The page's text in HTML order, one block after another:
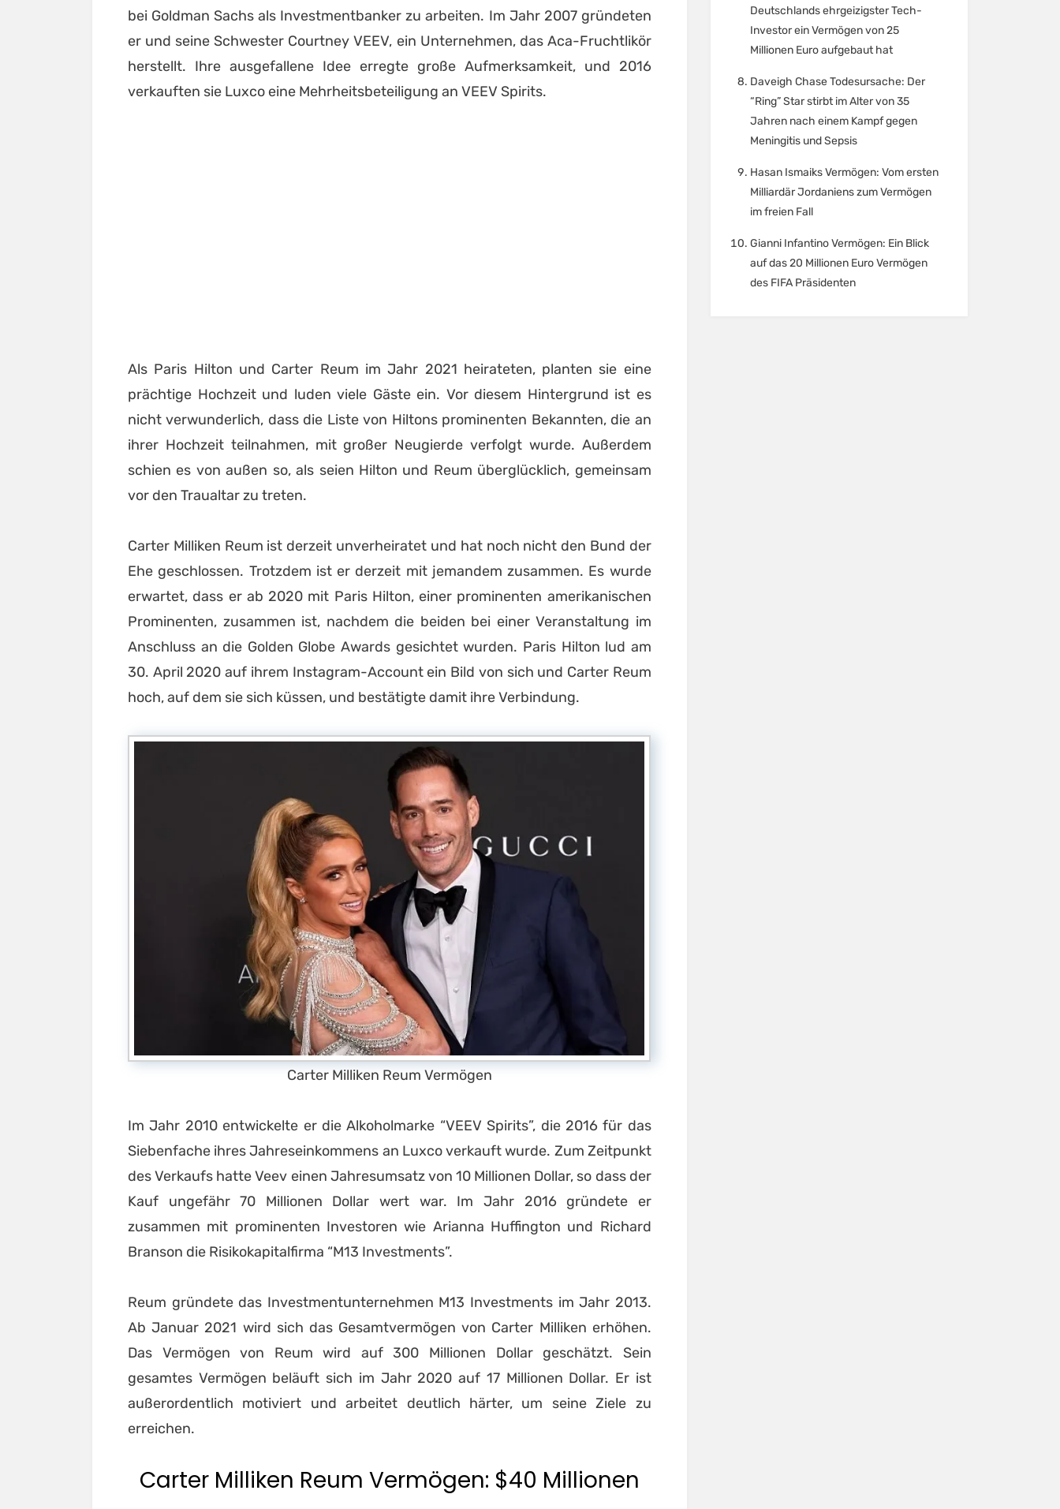
bei Goldman Sachs als Investmentbanker zu arbeiten. Im Jahr 2007 gründeten
er und seine Schwester Courtney VEEV, ein Unternehmen, das Aca-Fruchtlikör
herstellt. Ihre ausgefallene Idee erregte große Aufmerksamkeit, und 2016
verkauften sie Luxco eine Mehrheitsbeteiligung an VEEV Spirits.
Als Paris Hilton und Carter Reum im Jahr 2021 heirateten, planten sie eine
prächtige Hochzeit und luden viele Gäste ein. Vor diesem Hintergrund ist es
nicht verwunderlich, dass die Liste von Hiltons prominenten Bekannten, die an
ihrer Hochzeit teilnahmen, mit großer Neugierde verfolgt wurde. Außerdem
schien es von außen so, als seien Hilton und Reum überglücklich, gemeinsam
vor den Traualtar zu treten.
Carter Milliken Reum ist derzeit unverheiratet und hat noch nicht den Bund der
Ehe geschlossen. Trotzdem ist er derzeit mit jemandem zusammen. Es wurde
erwartet, dass er ab 2020 mit Paris Hilton, einer prominenten amerikanischen
Prominenten, zusammen ist, nachdem die beiden bei einer Veranstaltung im
Anschluss an die Golden Globe Awards gesichtet wurden. Paris Hilton lud am
30. April 2020 auf ihrem Instagram-Account ein Bild von sich und Carter Reum
hoch, auf dem sie sich küssen, und bestätigte damit ihre Verbindung.
Carter Milliken Reum Vermögen
Im Jahr 2010 entwickelte er die Alkoholmarke “VEEV Spirits”, die 2016 für das
Siebenfache ihres Jahreseinkommens an Luxco verkauft wurde. Zum Zeitpunkt
des Verkaufs hatte Veev einen Jahresumsatz von 10 Millionen Dollar, so dass der
Kauf ungefähr 70 Millionen Dollar wert war. Im Jahr 2016 gründete er
zusammen mit prominenten Investoren wie Arianna Huffington und Richard
Branson die Risikokapitalfirma “M13 Investments”.
Reum gründete das Investmentunternehmen M13 Investments im Jahr 2013.
Ab Januar 2021 wird sich das Gesamtvermögen von Carter Milliken erhöhen.
Das Vermögen von Reum wird auf 300 Millionen Dollar geschätzt. Sein
gesamtes Vermögen beläuft sich im Jahr 2020 auf 17 Millionen Dollar. Er ist
außerordentlich motiviert und arbeitet deutlich härter, um seine Ziele zu
erreichen.
Carter Milliken Reum Vermögen: $40 Millionen
Deutschlands ehrgeizigster Tech-
Investor ein Vermögen von 25
Millionen Euro aufgebaut hat
Daveigh Chase Todesursache: Der
“Ring” Star stirbt im Alter von 35
Jahren nach einem Kampf gegen
Meningitis und Sepsis
Hasan Ismaiks Vermögen: Vom ersten
Milliardär Jordaniens zum Vermögen
im freien Fall
Gianni Infantino Vermögen: Ein Blick
auf das 20 Millionen Euro Vermögen
des FIFA Präsidenten